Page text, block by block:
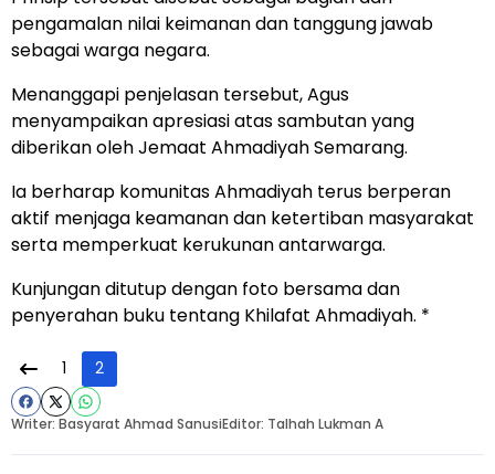
pengamalan nilai keimanan dan tanggung jawab
sebagai warga negara.
Menanggapi penjelasan tersebut, Agus
menyampaikan apresiasi atas sambutan yang
diberikan oleh Jemaat Ahmadiyah Semarang.
Ia berharap komunitas Ahmadiyah terus berperan
aktif menjaga keamanan dan ketertiban masyarakat
serta memperkuat kerukunan antarwarga.
Kunjungan ditutup dengan foto bersama dan
penyerahan buku tentang Khilafat Ahmadiyah. *
1 2
Writer: Basyarat Ahmad SanusiEditor: Talhah Lukman A